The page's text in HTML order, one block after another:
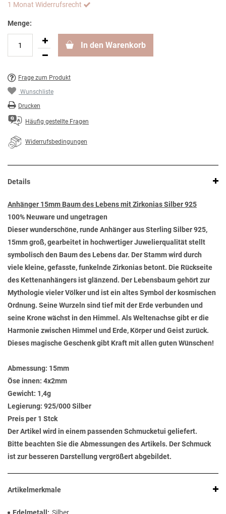
1 Monat Widerrufsrecht
Menge:
In den Warenkorb
Frage zum Produkt
Wunschliste
Drucken
Häufig gestellte Fragen
Widerrufsbedingungen
Details
Anhänger 15mm Baum des Lebens mit Zirkonias Silber 925
100% Neuware und ungetragen
Dieser wunderschöne, runde Anhänger aus Sterling Silber 925,
15mm groß, gearbeitet in hochwertiger Juwelierqualität stellt
symbolisch den Baum des Lebens dar. Der Stamm wird durch
viele kleine, gefasste, funkelnde Zirkonias betont. Die Rückseite
des Kettenanhängers ist glänzend. Der Lebensbaum gehört zur
Mythologie vieler Völker und ist ein altes Symbol der kosmischen
Ordnung. Seine Wurzeln sind tief mit der Erde verbunden und
seine Krone wächst in den Himmel. Als Weltenachse gibt er die
Harmonie zwischen Himmel und Erde, Körper und Geist zurück.
Dieses magische Geschenk gibt Kraft mit allen guten Wünschen!
Abmessung: 15mm
Öse innen: 4x2mm
Gewicht: 1,4g
Legierung: 925/000 Silber
Preis per 1 Stck
Der Artikel wird in einem passenden Schmucketui geliefert.
Bitte beachten Sie die Abmessungen des Artikels. Der Schmuck
ist zur besseren Darstellung vergrößert abgebildet.
Artikelmerkmale